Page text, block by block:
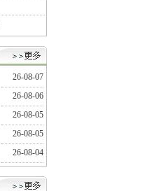
26-08-07
26-08-06
26-08-05
26-08-05
26-08-04